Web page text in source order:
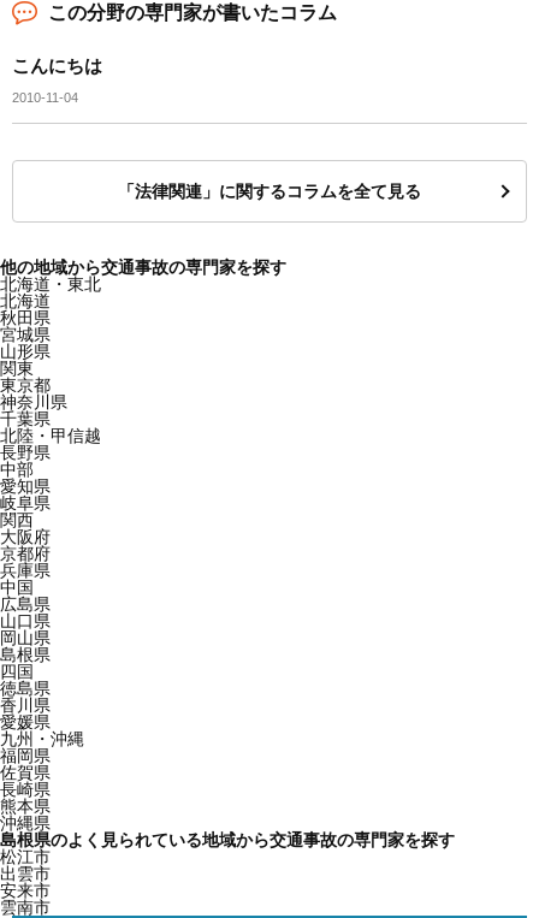
この分野の専門家が書いたコラム
こんにちは
2010-11-04
「法律関連」に関するコラムを全て見る
他の地域から交通事故の専門家を探す
北海道・東北
北海道
秋田県
宮城県
山形県
関東
東京都
神奈川県
千葉県
北陸・甲信越
長野県
中部
愛知県
岐阜県
関西
大阪府
京都府
兵庫県
中国
広島県
山口県
岡山県
島根県
四国
徳島県
香川県
愛媛県
九州・沖縄
福岡県
佐賀県
長崎県
熊本県
沖縄県
島根県のよく見られている地域から交通事故の専門家を探す
松江市
出雲市
安来市
雲南市